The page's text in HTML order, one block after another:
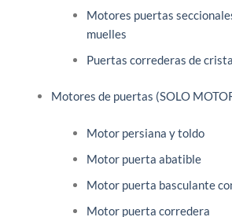
Motores puertas
muelles
Puertas correderas de
Motores de puertas (SOLO
Motor persiana y toldo
Motor puerta abatible
Motor puerta basculante
Motor puerta corredera